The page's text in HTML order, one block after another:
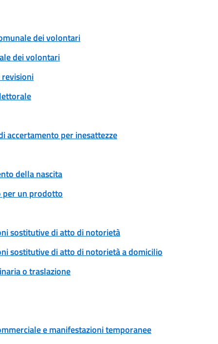
dei volontari
dei volontari
accertamento per inesattezze
della nascita
per un prodotto
sostitutive di atto di notorietà
sostitutive di atto di notorietà a domicilio
o traslazione
e manifestazioni temporanee